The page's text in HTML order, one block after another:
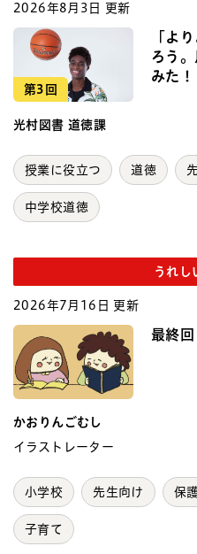
2026年8月3日 更新
第3回
「よ
ろう
みた
光村図書 道徳課
授業に役立つ 道徳
中学校道徳
うれし
2026年7月16日 更新
最終
かおりんごむし
イラストレーター
小学校 先生向け 保
子育て